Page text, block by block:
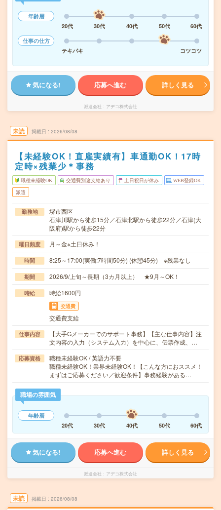
年齢層
20代
30代 40代 50代
60代
仕事の仕方
テキパキ
コツコツ
気になる! 応募へ進む 詳しく見る
派遣会社 アデコ株式会社
未読 掲載日 2026/08/08
【未経験OK！直雇実績有】車通勤OK！17時
定時×残業少＊事務
職種未経験OK 交通費別途支給あり 土日祝日が休み WEB登録OK
派遣
勤務地
堺市西区
石津川駅から徒歩15分／石津北駅から徒歩22分／石津(大
阪府)駅から徒歩22分
曜日頻度 月～金※土日休み！
時間 8:25～17:00(実働:7時間50分) (休憩45分) ※残業なし
期間 2026/9/上旬～長期（3カ月以上） ★9月～OK！
時給 時給1600円
交通費
交通費支給
仕事内容
【大手Gメーカーでのサポート事務】【主な仕事内容】注
文内容の入力（システム入力）を中心に、伝票作成、…
応募資格
職種未経験OK / 英語力不要
職種未経験OK！業界未経験OK！【こんな方におススメ！
まずはご応募ください／歓迎条件】事務経験がある…
職場の雰囲気
年齢層
20代
30代 40代 50代 60代
気になる! 応募へ進む 詳しく見る
派遣会社 アデコ株式会社
未読 掲載日 2026/08/08